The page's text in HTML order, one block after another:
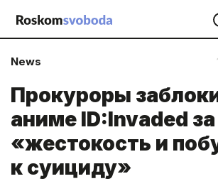
News
Прокуроры
аниме ID:Invaded за
«жестокость и
к суициду»